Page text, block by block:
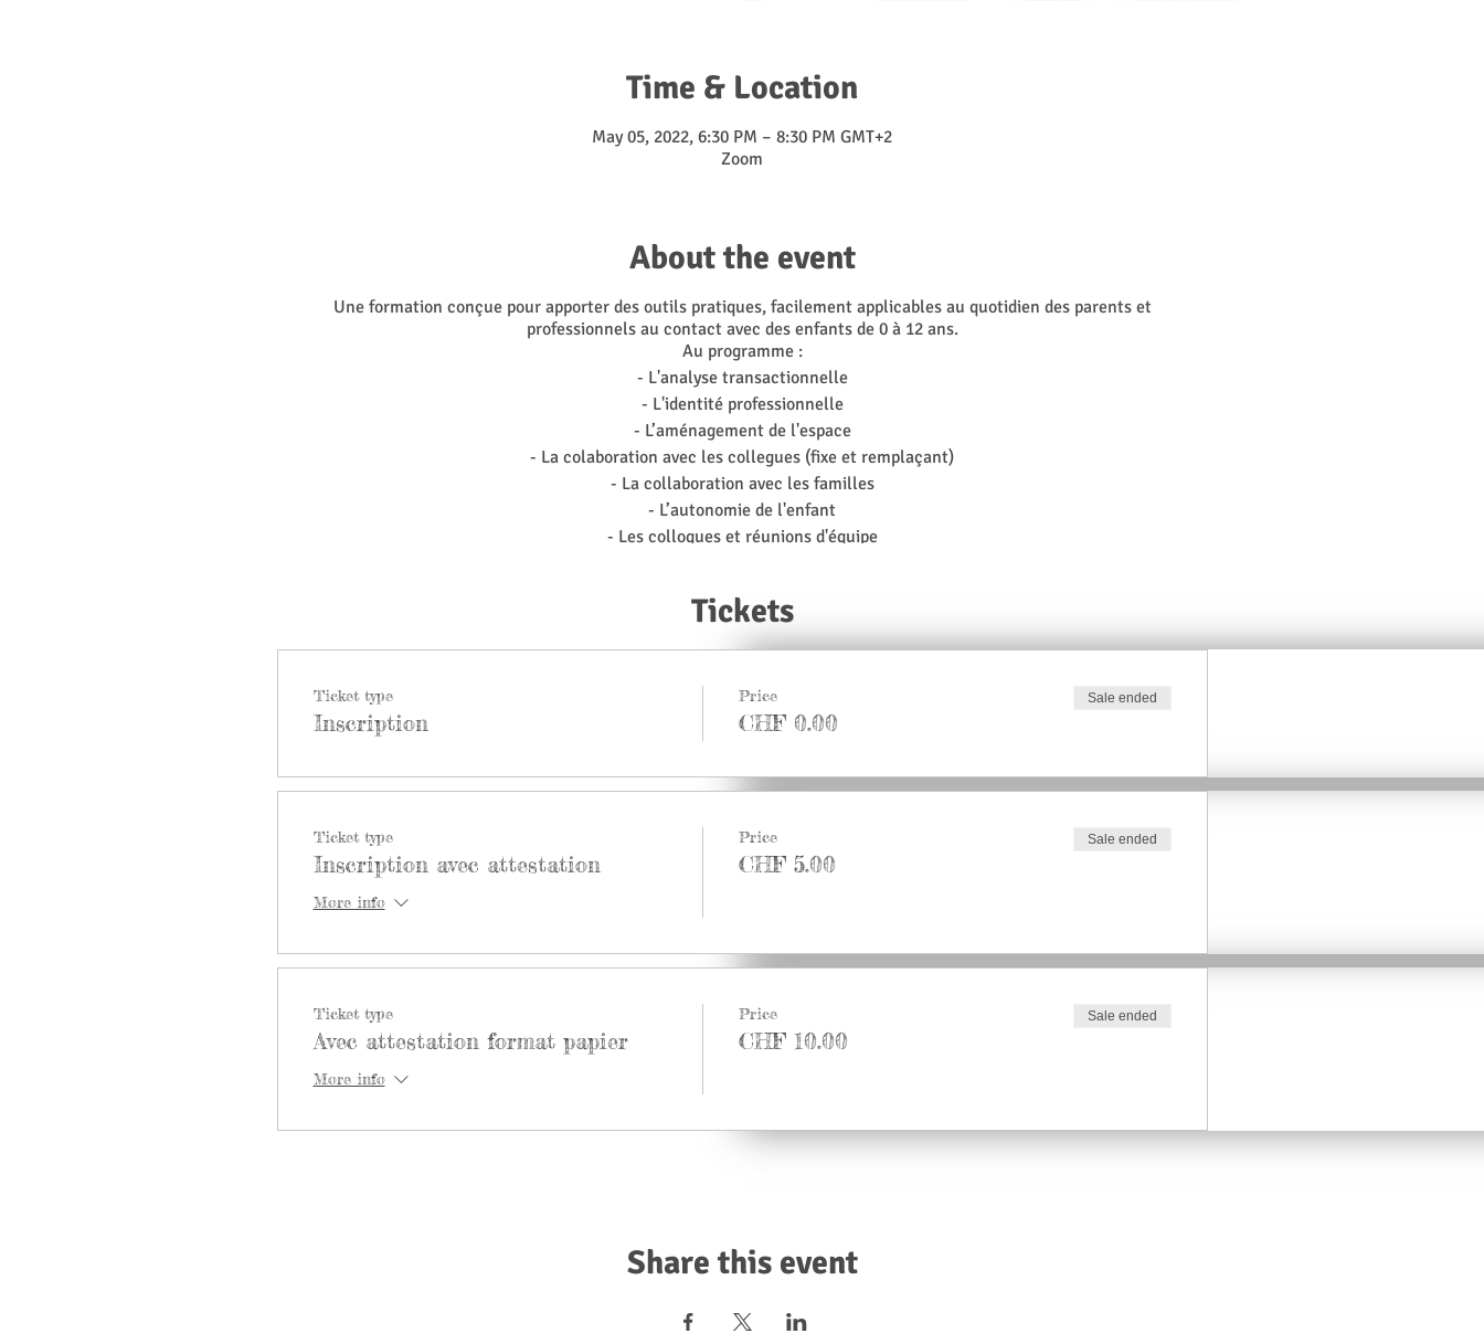
Time & Location
May 05, 2022, 6:30 PM – 8:30 PM GMT+2
Zoom
About the event
Une formation conçue pour apporter des outils pratiques, facilement applicables au quotidien des parents et
professionnels au contact avec des enfants de 0 à 12 ans.
Au programme :
- L'analyse transactionnelle
- L'identité professionnelle
- L’aménagement de l'espace
- La colaboration avec les collegues (fixe et remplaçant)
- La collaboration avec les familles
- L’autonomie de l'enfant
- Les colloques et réunions d'équipe
et encore plus...
Tickets
Ticket type
Inscription
Price
CHF 0.00
Sale ended
Ticket type
Inscription avec attestation
More info
Price
CHF 5.00
Sale ended
Ticket type
Avec attestation format papier
More info
Price
CHF 10.00
Sale ended
Share this event